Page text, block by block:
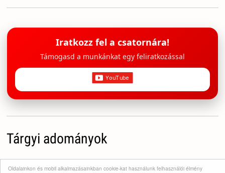
Oldalainkon és mobil alkalmazásainkban cookie-kat használunk felhasználói élmény
Iratkozz fel a csatornára!
Támogasd a munkánkat egy feliratkozással
Tárgyi adományok
A gyermekvédelmi / családtámogató / bohócdoktor